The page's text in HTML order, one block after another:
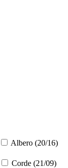
Albero (20/16)
Corde (21/09)